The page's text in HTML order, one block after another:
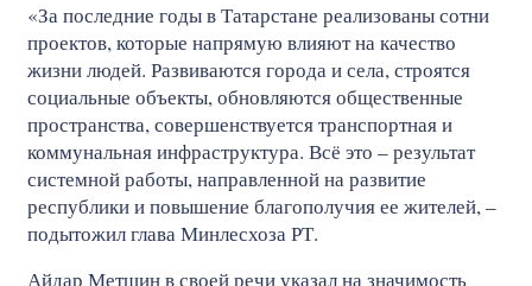
«За последние годы в Татарстане реализованы сотни
проектов, которые напрямую влияют на качество
жизни людей. Развиваются города и села, строятся
социальные объекты, обновляются общественные
пространства, совершенствуется транспортная и
коммунальная инфраструктура. Всё это – результат
системной работы, направленной на развитие
республики и повышение благополучия ее жителей, –
подытожил глава Минлесхоза РТ.
Айдар Метшин в своей речи указал на значимость